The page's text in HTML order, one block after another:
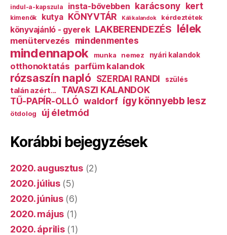
indul-a-kapszula insta-bővebben karácsony kert
kimenők kutya KÖNYVTÁR Káli kalandok kérdeztétek
könyvajánló - gyerek LAKBERENDEZÉS lélek
menütervezés mindenmentes
mindennapok munka nemez nyári kalandok
otthonoktatás parfüm kalandok
rózsaszín napló SZERDAI RANDI szülés
talán azért...
TAVASZI KALANDOK
TŰ-PAPÍR-OLLÓ waldorf így könnyebb lesz
ötdolog új életmód
Korábbi bejegyzések
2020. augusztus(2)
2020. július(5)
2020. június(6)
2020. május (1)
2020. április(1)